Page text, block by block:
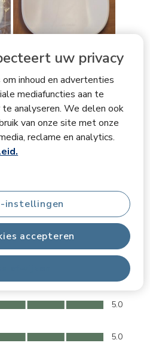
uw privacy
inhoud en advertenties
mediafuncties aan te
analyseren. We delen ook
van onze site met onze
reclame en analytics.
accepteren
instellingen
5.0
van 5
5.0